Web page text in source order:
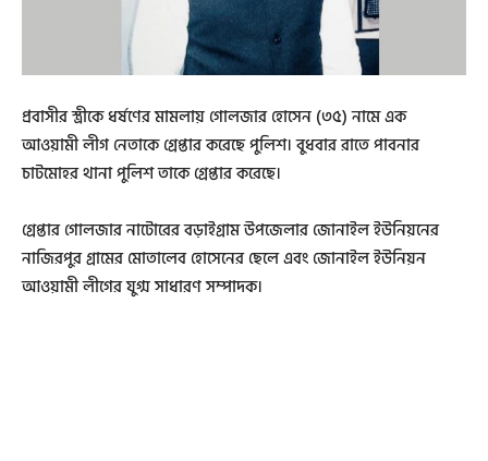
প্রবাসীর স্ত্রীকে ধর্ষণের মামলায় গোলজার হোসেন (৩৫) নামে এক
আওয়ামী লীগ নেতাকে গ্রেপ্তার করেছে পুলিশ। বুধবার রাতে পাবনার
চাটমোহর থানা পুলিশ তাকে গ্রেপ্তার করেছে।
গ্রেপ্তার গোলজার নাটোরের বড়াইগ্রাম উপজেলার জোনাইল ইউনিয়নের
নাজিরপুর গ্রামের মোতালেব হোসেনের ছেলে এবং জোনাইল ইউনিয়ন
আওয়ামী লীগের যুগ্ম সাধারণ সম্পাদক।